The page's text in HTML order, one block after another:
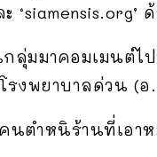
ะ
ลุ่มมาคอมเมนต์ไ
รงพยาบาลด่วน (
นตำหนิร้านที่เอา